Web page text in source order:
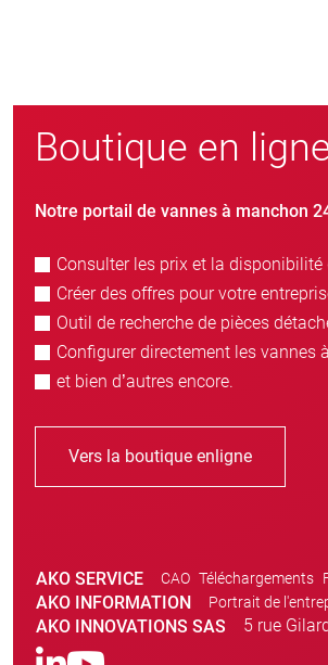
Boutique en
Notre portail de vannes à manchon
Consulter les prix et la
Créer des offres pour votre
Outil de recherche de pièces
Configurer directement les vannes
et bien d’autres encore.
Vers la boutique enligne
AKO SERVICE CAO Téléchargements
AKO INFORMATION Portrait de
AKO INNOVATIONS SAS 5 rue